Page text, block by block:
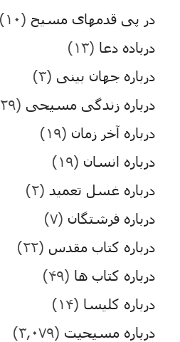
در پی قدمهای مسیح (۱۰)
درباده دعا (۱۳)
درباره جهان بینی (۳)
درباره زندگی مسیحی (۲۹)
درباره آخر زمان (۱۹)
درباره انسان (۱۹)
درباره غسل تعمید (۲)
درباره فرشتگان (۷)
درباره کتاب مقدس (۲۲)
درباره کتاب ها (۴۹)
درباره کلیسا (۱۴)
درباره مسیحیت (۳,۰۷۹)